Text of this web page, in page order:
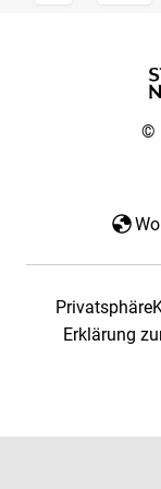
©
Privatsphäre
Erklärung